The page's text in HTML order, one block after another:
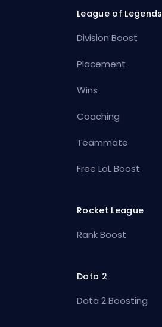
League of Legends
Division Boost
Placement
Wins
Coaching
Teammate
Free LoL Boost
Rocket League
Rank Boost
Dota 2
Dota 2 Boosting